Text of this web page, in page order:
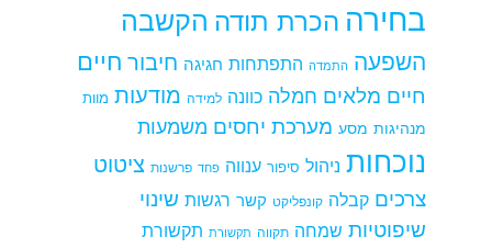
בחירה הכרת תודה הקשבה
השפעה התמדה התפתחות חגיגה חיבור חיים
חיים מלאים חמלה כוונה למידה מודעות מוות
מנהיגות מסע מערכת יחסים משמעות
נוכחות ניהול סיפור ענווה פחד פרשנות ציטוט
צרכים קבלה קונפליקט קשר רגשות שינוי
שיפוטיות שמחה תקווה תקשורת תקשורת